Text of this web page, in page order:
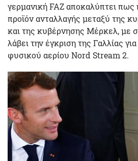
γερμανική FAZ αποκαλύπτει πως
προϊόν ανταλλαγής μεταξύ της
και της κυβέρνησης Μέρκελ, με
λάβει την έγκριση της Γαλλίας
φυσικού αερίου Nord Stream 2.